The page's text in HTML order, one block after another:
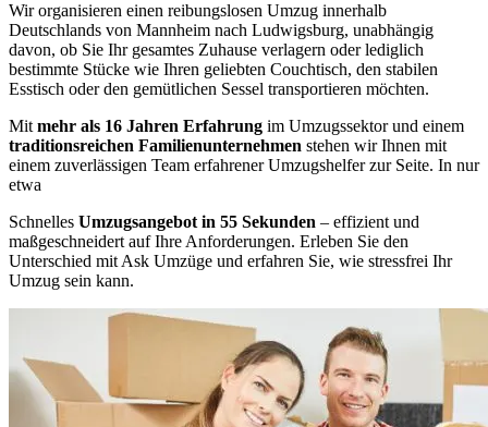
Wir organisieren einen reibungslosen Umzug innerhalb
Deutschlands von Mannheim nach Ludwigsburg, unabhängig
davon, ob Sie Ihr gesamtes Zuhause verlagern oder lediglich
bestimmte Stücke wie Ihren geliebten Couchtisch, den stabilen
Esstisch oder den gemütlichen Sessel transportieren möchten.
Mit mehr als 16 Jahren Erfahrung im Umzugssektor und einem
traditionsreichen Familienunternehmen stehen wir Ihnen mit
einem zuverlässigen Team erfahrener Umzugshelfer zur Seite. In nur
etwa
Schnelles Umzugsangebot in 55 Sekunden – effizient und
maßgeschneidert auf Ihre Anforderungen. Erleben Sie den
Unterschied mit Ask Umzüge und erfahren Sie, wie stressfrei Ihr
Umzug sein kann.